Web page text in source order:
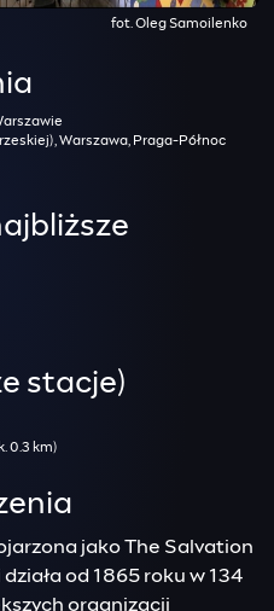
fot. Oleg Samoilenko
Warszawa, Praga-Północ
stacje)
0.3 km)
jako The Salvation
od 1865 roku w 134
organizacji